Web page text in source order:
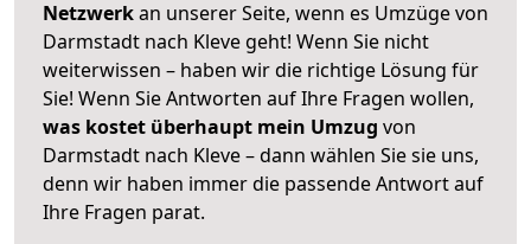
Netzwerkan unserer Seite, wenn es Umzüge von
Darmstadt nach Kleve geht! Wenn Sie nicht
weiterwissen – haben wir die richtige Lösung für
Sie! Wenn Sie Antworten auf Ihre Fragen wollen,
was kostet überhaupt mein Umzug von
Darmstadt nach Kleve – dann wählen Sie sie uns,
denn wir haben immer die passende Antwort auf
Ihre Fragen parat.